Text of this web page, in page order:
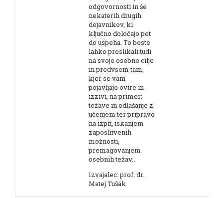
odgovornosti in še
nekaterih drugih
dejavnikov, ki
ključno določajo pot
do uspeha. To boste
lahko preslikali tudi
na svoje osebne cilje
in predvsem tam,
kjer se vam
pojavljajo ovire in
izzivi, na primer:
težave in odlašanje z
učenjem ter pripravo
na izpit, iskanjem
zaposlitvenih
možnosti,
premagovanjem
osebnih težav…
Izvajalec: prof. dr.
Matej Tušak